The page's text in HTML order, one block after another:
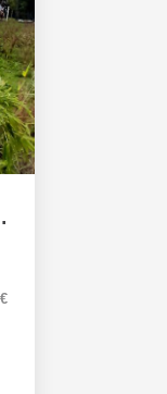
de 2410...